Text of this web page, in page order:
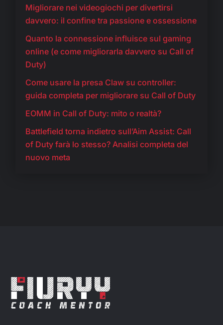
Migliorare nei videogiochi per divertirsi
davvero: il confine tra passione e ossessione
Quanto la connessione influisce sul gaming
online (e come migliorarla davvero su Call of
Duty)
Come usare la presa Claw su controller:
guida completa per migliorare su Call of Duty
EOMM in Call of Duty: mito o realtà?
Battlefield torna indietro sull’Aim Assist: Call
of Duty farà lo stesso? Analisi completa del
nuovo meta